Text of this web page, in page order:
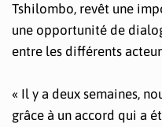
Tshilombo, revêt une
une opportunité de
entre les différents
« Il y a deux semaines,
grâce à un accord qui a